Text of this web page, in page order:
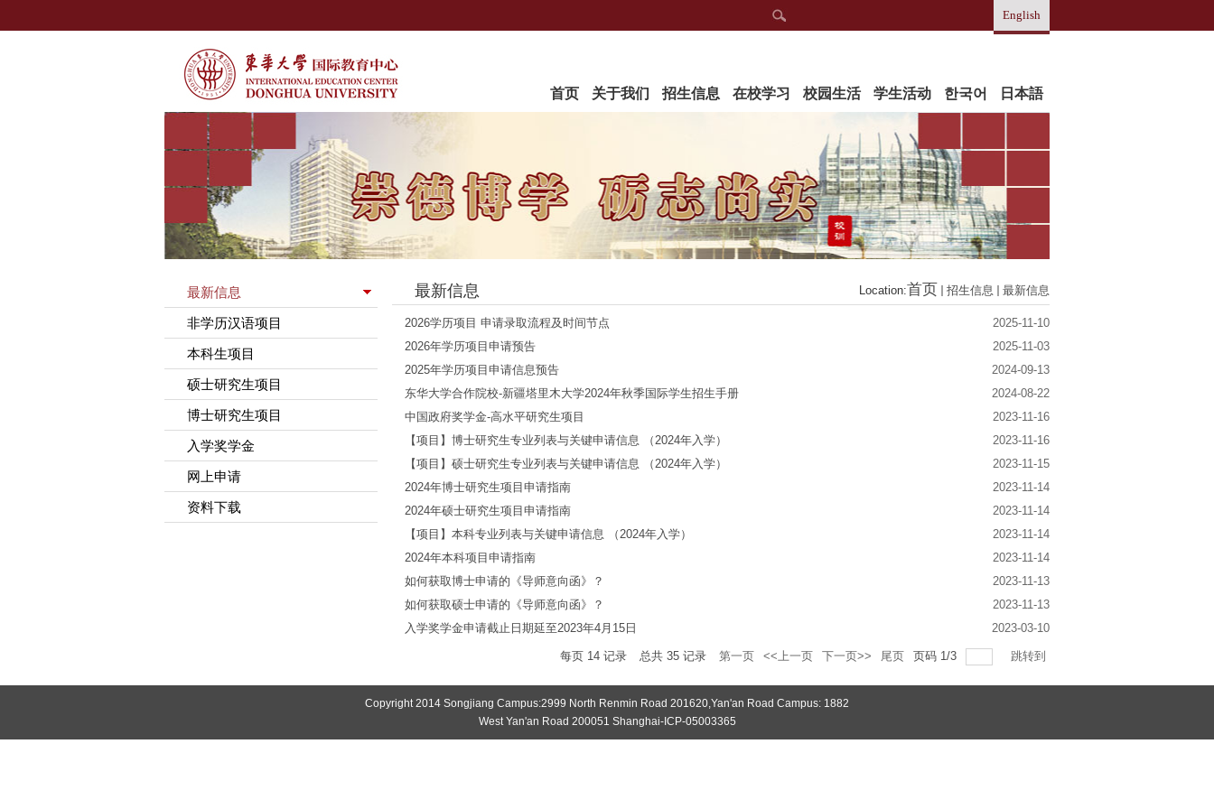
English
首页 关于我们 招生信息 在校学习 校园生活 学生活动 한국어 日本語
最新信息
非学历汉语项目
本科生项目
硕士研究生项目
博士研究生项目
入学奖学金
网上申请
资料下载
最新信息 Location:首页 招生信息 最新信息
2026学历项目 申请录取流程及时间节点
2025-11-10
2026年学历项目申请预告
2025-11-03
2025年学历项目申请信息预告
2024-09-13
东华大学合作院校-新疆塔里木大学2024年秋季国际学生招生手册
2024-08-22
中国政府奖学金-高水平研究生项目
2023-11-16
【项目】博士研究生专业列表与关键申请信息 （2024年入学）
2023-11-16
【项目】硕士研究生专业列表与关键申请信息 （2024年入学）
2023-11-15
2024年博士研究生项目申请指南
2023-11-14
2024年硕士研究生项目申请指南
2023-11-14
【项目】本科专业列表与关键申请信息 （2024年入学）
2023-11-14
2024年本科项目申请指南
2023-11-14
如何获取博士申请的《导师意向函》？
2023-11-13
如何获取硕士申请的《导师意向函》？
2023-11-13
入学奖学金申请截止日期延至2023年4月15日
2023-03-10
每页 14 记录 总共 35 记录 第一页 <<上一页 下一页>> 尾页 页码 1/3 跳转到
Copyright 2014 Songjiang Campus:2999 North Renmin Road 201620,Yan'an Road Campus: 1882
West Yan'an Road 200051 Shanghai-ICP-05003365